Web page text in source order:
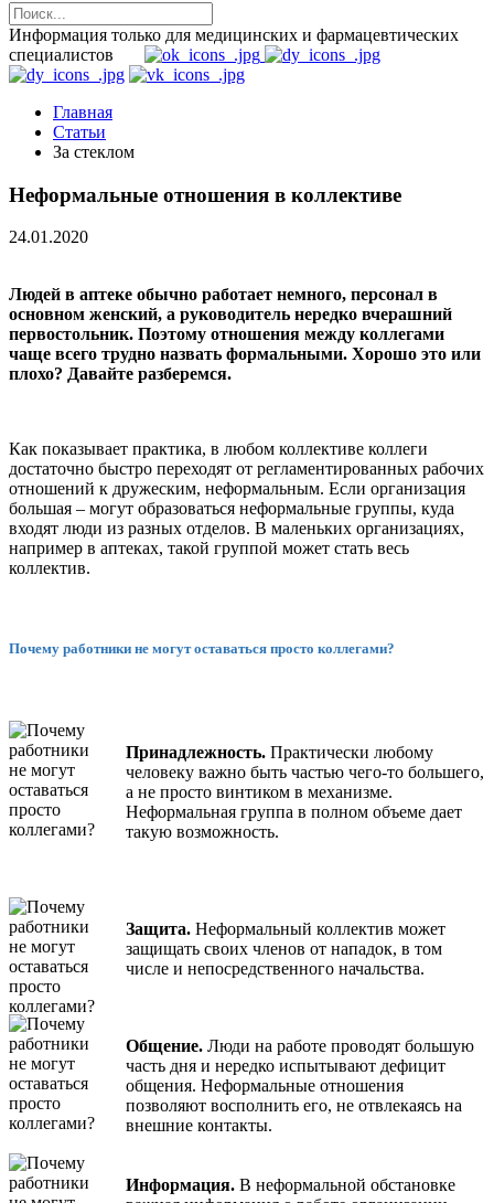
Информация только для медицинских и фармацевтических
специалистов
Главная
Статьи
За стеклом
Неформальные отношения в коллективе
24.01.2020
Людей в аптеке обычно работает немного, персонал в
основном женский, а руководитель нередко вчерашний
первостольник. Поэтому отношения между коллегами
чаще всего трудно назвать формальными. Хорошо это или
плохо? Давайте разберемся.
Как показывает практика, в любом коллективе коллеги
достаточно быстро переходят от регламентированных рабочих
отношений к дружеским, неформальным. Если организация
большая – могут образоваться неформальные группы, куда
входят люди из разных отделов. В маленьких организациях,
например в аптеках, такой группой может стать весь
коллектив.
Почему работники не могут оставаться просто коллегами?
Принадлежность. Практически любому
человеку важно быть частью чего-то большего,
а не просто винтиком в механизме.
Неформальная группа в полном объеме дает
такую возможность.
Защита. Неформальный коллектив может
защищать своих членов от нападок, в том
числе и непосредственного начальства.
Общение. Люди на работе проводят большую
часть дня и нередко испытывают дефицит
общения. Неформальные отношения
позволяют восполнить его, не отвлекаясь на
внешние контакты.
Информация. В неформальной обстановке